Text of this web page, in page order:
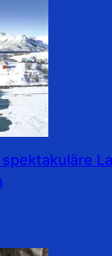
spektakuläre